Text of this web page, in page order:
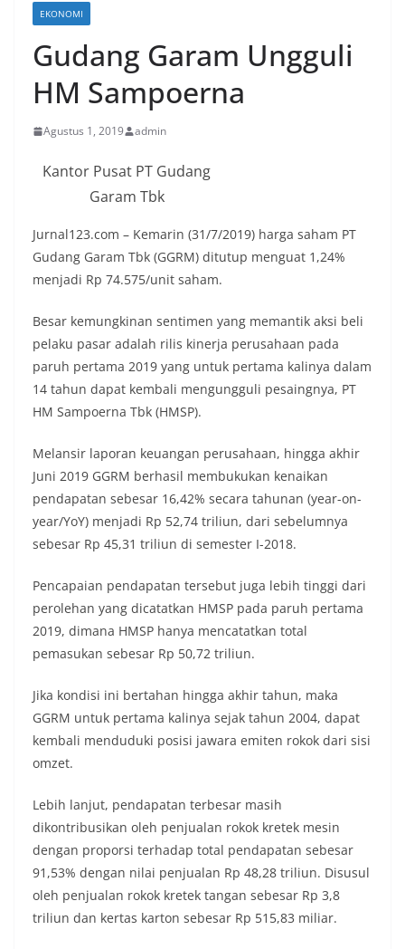
EKONOMI
Gudang Garam Ungguli
HM Sampoerna
Agustus 1, 2019 admin
Kantor Pusat PT Gudang
Garam Tbk
Jurnal123.com – Kemarin (31/7/2019) harga saham PT
Gudang Garam Tbk (GGRM) ditutup menguat 1,24%
menjadi Rp 74.575/unit saham.
Besar kemungkinan sentimen yang memantik aksi beli
pelaku pasar adalah rilis kinerja perusahaan pada
paruh pertama 2019 yang untuk pertama kalinya dalam
14 tahun dapat kembali mengungguli pesaingnya, PT
HM Sampoerna Tbk (HMSP).
Melansir laporan keuangan perusahaan, hingga akhir
Juni 2019 GGRM berhasil membukukan kenaikan
pendapatan sebesar 16,42% secara tahunan (year-on-
year/YoY) menjadi Rp 52,74 triliun, dari sebelumnya
sebesar Rp 45,31 triliun di semester I-2018.
Pencapaian pendapatan tersebut juga lebih tinggi dari
perolehan yang dicatatkan HMSP pada paruh pertama
2019, dimana HMSP hanya mencatatkan total
pemasukan sebesar Rp 50,72 triliun.
Jika kondisi ini bertahan hingga akhir tahun, maka
GGRM untuk pertama kalinya sejak tahun 2004, dapat
kembali menduduki posisi jawara emiten rokok dari sisi
omzet.
Lebih lanjut, pendapatan terbesar masih
dikontribusikan oleh penjualan rokok kretek mesin
dengan proporsi terhadap total pendapatan sebesar
91,53% dengan nilai penjualan Rp 48,28 triliun. Disusul
oleh penjualan rokok kretek tangan sebesar Rp 3,8
triliun dan kertas karton sebesar Rp 515,83 miliar.